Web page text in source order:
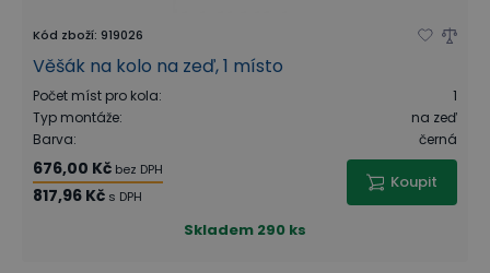
Kód zboží: 919026
Věšák na kolo na zeď, 1 místo
Počet míst pro kola:
1
Typ montáže:
na zeď
Barva: černá
676,00 Kč bez DPH
817,96 Kč s DPH
Koupit
Skladem 290 ks